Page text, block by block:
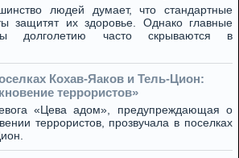
людей думает, что стандартные
защитят их здоровье. Однако главные
долголетию часто скрываются в
Кохав-Яаков и Тель-Цион:
террористов»
«Цева адом», предупреждающая о
террористов, прозвучала в поселках